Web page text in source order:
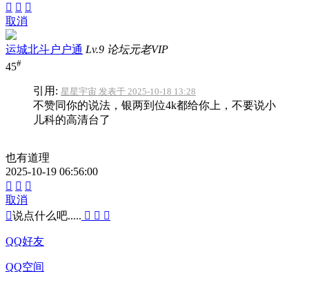
  
取消
运城北斗户户通 Lv.9 论坛元老VIP
45#
引用: 星星宇宙 发表于 2025-10-18 13:28
不赞同你的说法，银两到位4k都给你上，不要说小
儿科的高清台了
也有道理
2025-10-19 06:56:00
  
取消
说点什么吧.....   
QQ好友
QQ空间